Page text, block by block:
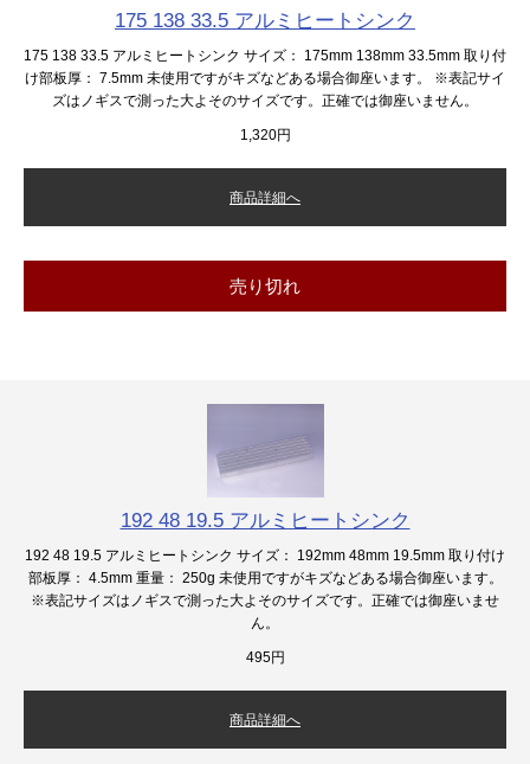
175 138 33.5 アルミヒートシンク
175 138 33.5 アルミヒートシンク サイズ： 175mm 138mm 33.5mm 取り付
け部板厚： 7.5mm 未使用ですがキズなどある場合御座います。 ※表記サイ
ズはノギスで測った大よそのサイズです。正確では御座いません。
1,320円
商品詳細へ
売り切れ
192 48 19.5 アルミヒートシンク
192 48 19.5 アルミヒートシンク サイズ： 192mm 48mm 19.5mm 取り付け
部板厚： 4.5mm 重量： 250g 未使用ですがキズなどある場合御座います。
※表記サイズはノギスで測った大よそのサイズです。正確では御座いませ
ん。
495円
商品詳細へ